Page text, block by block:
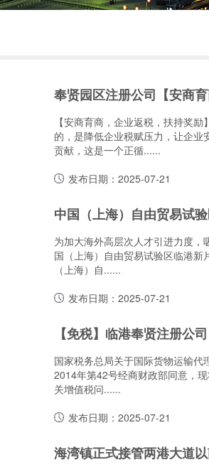
奉贤园区注册公司【安商
【安商育商，企业返税，扶持奖
的，是降低企业税赋压力，让企
贡献，这是一个正循......
发布日期：2025-07-21
为加大海外高层次人才引进力度，
国（上海）自由贸易试验区临港
（上海）自......
发布日期：2025-07-21
国家税务总局关于国际货物运输
2014年第42号经商财政部同意，
关增值税问......
发布日期：2025-07-21